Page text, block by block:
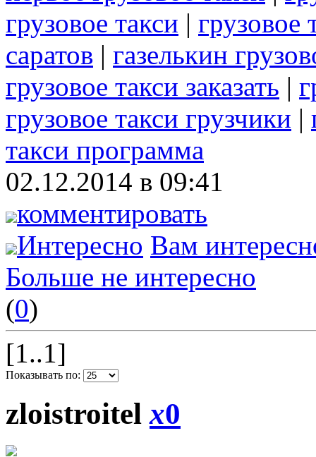
грузовое такси | грузовое
саратов | газелькин
грузовое такси заказать |
грузовое такси грузчики |
такси программа
02.12.2014 в 09:41
комментировать
Интересно Вам
Больше не интересно
(0)
[1..1]
Показывать по:
zloistroitelx0